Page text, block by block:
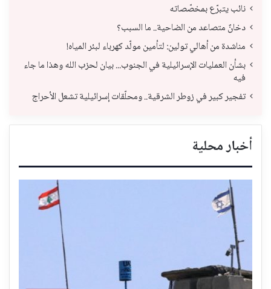
نائب يتبرّع بمخصّصاته
دخانٌ متصاعد من الضاحية.. ما السبب؟
مناشدة من أهالي تولين: لتأمين مولّد كهرباء لبئر المياه!
بشأن العمليات الإسرائيلية في الجنوب... بيان لحزب الله وهذا ما جاء
فيه
تفجير كبير في زوطر الشرقية.. ومحلّقات إسرائيلية تشعل الأحراج
أخبار محلية